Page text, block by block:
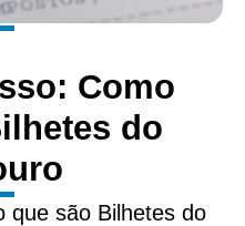
Como
do
que são Bilhetes do